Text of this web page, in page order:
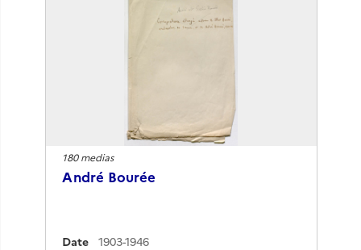
180 medias
André Bourée
Date
1903-1946